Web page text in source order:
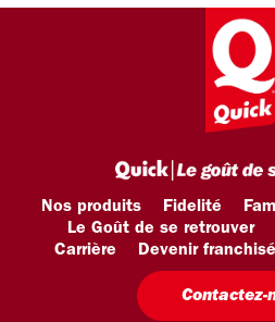
Nos produits Fidelité
Le Goût de se retrouver
Carrière
Devenir franchisé
Contactez-